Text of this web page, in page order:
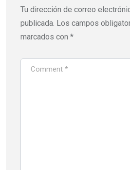
Tu dirección de correo
publicada. Los campos
marcados con *